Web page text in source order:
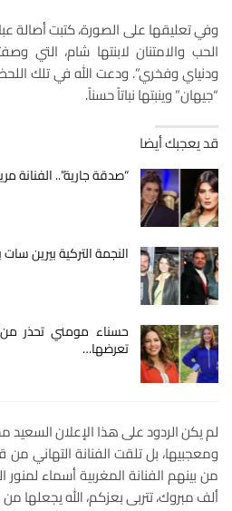
وفي تعليقها على الصورة، كتبت أصالة
الحب والامتنان لابنتها شام، التي
ودنياي وفخري”. ودعت الله في تلك
“جيهان” وينبتها نباتاً حسناً.
قد يعجبك أيضا
“صدقة جارية”.. الفنانة
النجمة التركية بيرين
حسناء مومني تحذر من
تعرضها…
لم يكن الردود على هذا الإعلان
ومعجبيها، بل تلقت الفنانة التهاني
من بينهم الفنانة المغربية أسماء
ألف مبروك، تتربى بعزكم، الله يجعلها من